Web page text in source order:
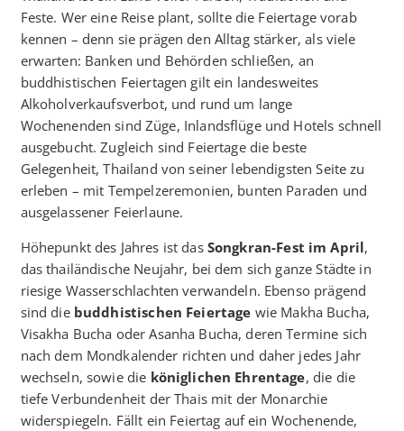
Feste. Wer eine Reise plant, sollte die Feiertage vorab
kennen – denn sie prägen den Alltag stärker, als viele
erwarten: Banken und Behörden schließen, an
buddhistischen Feiertagen gilt ein landesweites
Alkoholverkaufsverbot, und rund um lange
Wochenenden sind Züge, Inlandsflüge und Hotels schnell
ausgebucht. Zugleich sind Feiertage die beste
Gelegenheit, Thailand von seiner lebendigsten Seite zu
erleben – mit Tempelzeremonien, bunten Paraden und
ausgelassener Feierlaune.
Höhepunkt des Jahres ist das Songkran-Fest im April,
das thailändische Neujahr, bei dem sich ganze Städte in
riesige Wasserschlachten verwandeln. Ebenso prägend
sind die buddhistischen Feiertage wie Makha Bucha,
Visakha Bucha oder Asanha Bucha, deren Termine sich
nach dem Mondkalender richten und daher jedes Jahr
wechseln, sowie die königlichen Ehrentage, die die
tiefe Verbundenheit der Thais mit der Monarchie
widerspiegeln. Fällt ein Feiertag auf ein Wochenende,